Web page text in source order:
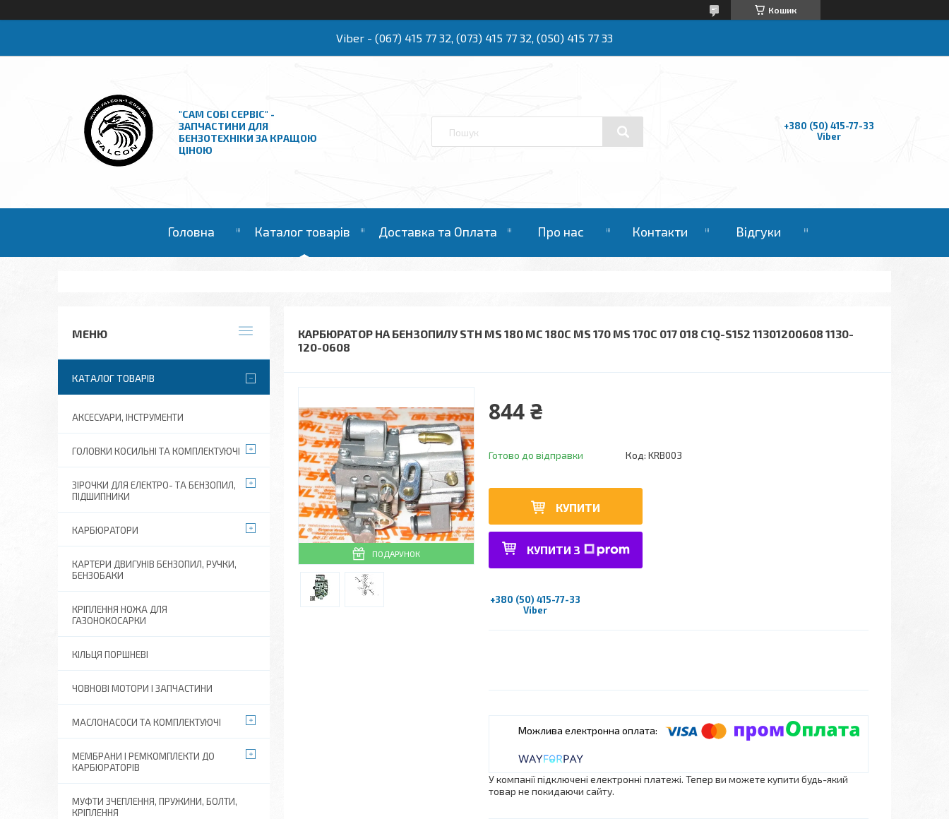
Кошик
Viber - (067) 415 77 32, (073) 415 77 32, (050) 415 77 33
"САМ СОБІ СЕРВІС" -
ЗАПЧАСТИНИ ДЛЯ
БЕНЗОТЕХНІКИ ЗА КРАЩОЮ
ЦІНОЮ
+380 (50) 415-77-33
Viber
Головна Каталог товарів Доставка та Оплата Про нас Контакти Відгуки
КАРБЮРАТОР НА БЕНЗОПИЛУ STH MS 180 МС 180С MS 170 MS 170C 017 018 C1Q-S152 11301200608 1130-
120-0608
ПОДАРУНОК
844 ₴
Готово до відправки Код: KRB003
КУПИТИ
КУПИТИ З
+380 (50) 415-77-33
Viber
У компанії підключені електронні платежі. Тепер ви можете купити будь-який
товар не покидаючи сайту.
КАТАЛОГ ТОВАРІВ
АКСЕСУАРИ, ІНСТРУМЕНТИ
ГОЛОВКИ КОСИЛЬНІ ТА КОМПЛЕКТУЮЧІ
ЗІРОЧКИ ДЛЯ ЕЛЕКТРО- ТА БЕНЗОПИЛ,
ПІДШИПНИКИ
КАРБЮРАТОРИ
КАРТЕРИ ДВИГУНІВ БЕНЗОПИЛ, РУЧКИ,
БЕНЗОБАКИ
КРІПЛЕННЯ НОЖА ДЛЯ
ГАЗОНОКОСАРКИ
КІЛЬЦЯ ПОРШНЕВІ
ЧОВНОВІ МОТОРИ І ЗАПЧАСТИНИ
МАСЛОНАСОСИ ТА КОМПЛЕКТУЮЧІ
МЕМБРАНИ І РЕМКОМПЛЕКТИ ДО
КАРБЮРАТОРІВ
МУФТИ ЗЧЕПЛЕННЯ, ПРУЖИНИ, БОЛТИ,
КРІПЛЕННЯ